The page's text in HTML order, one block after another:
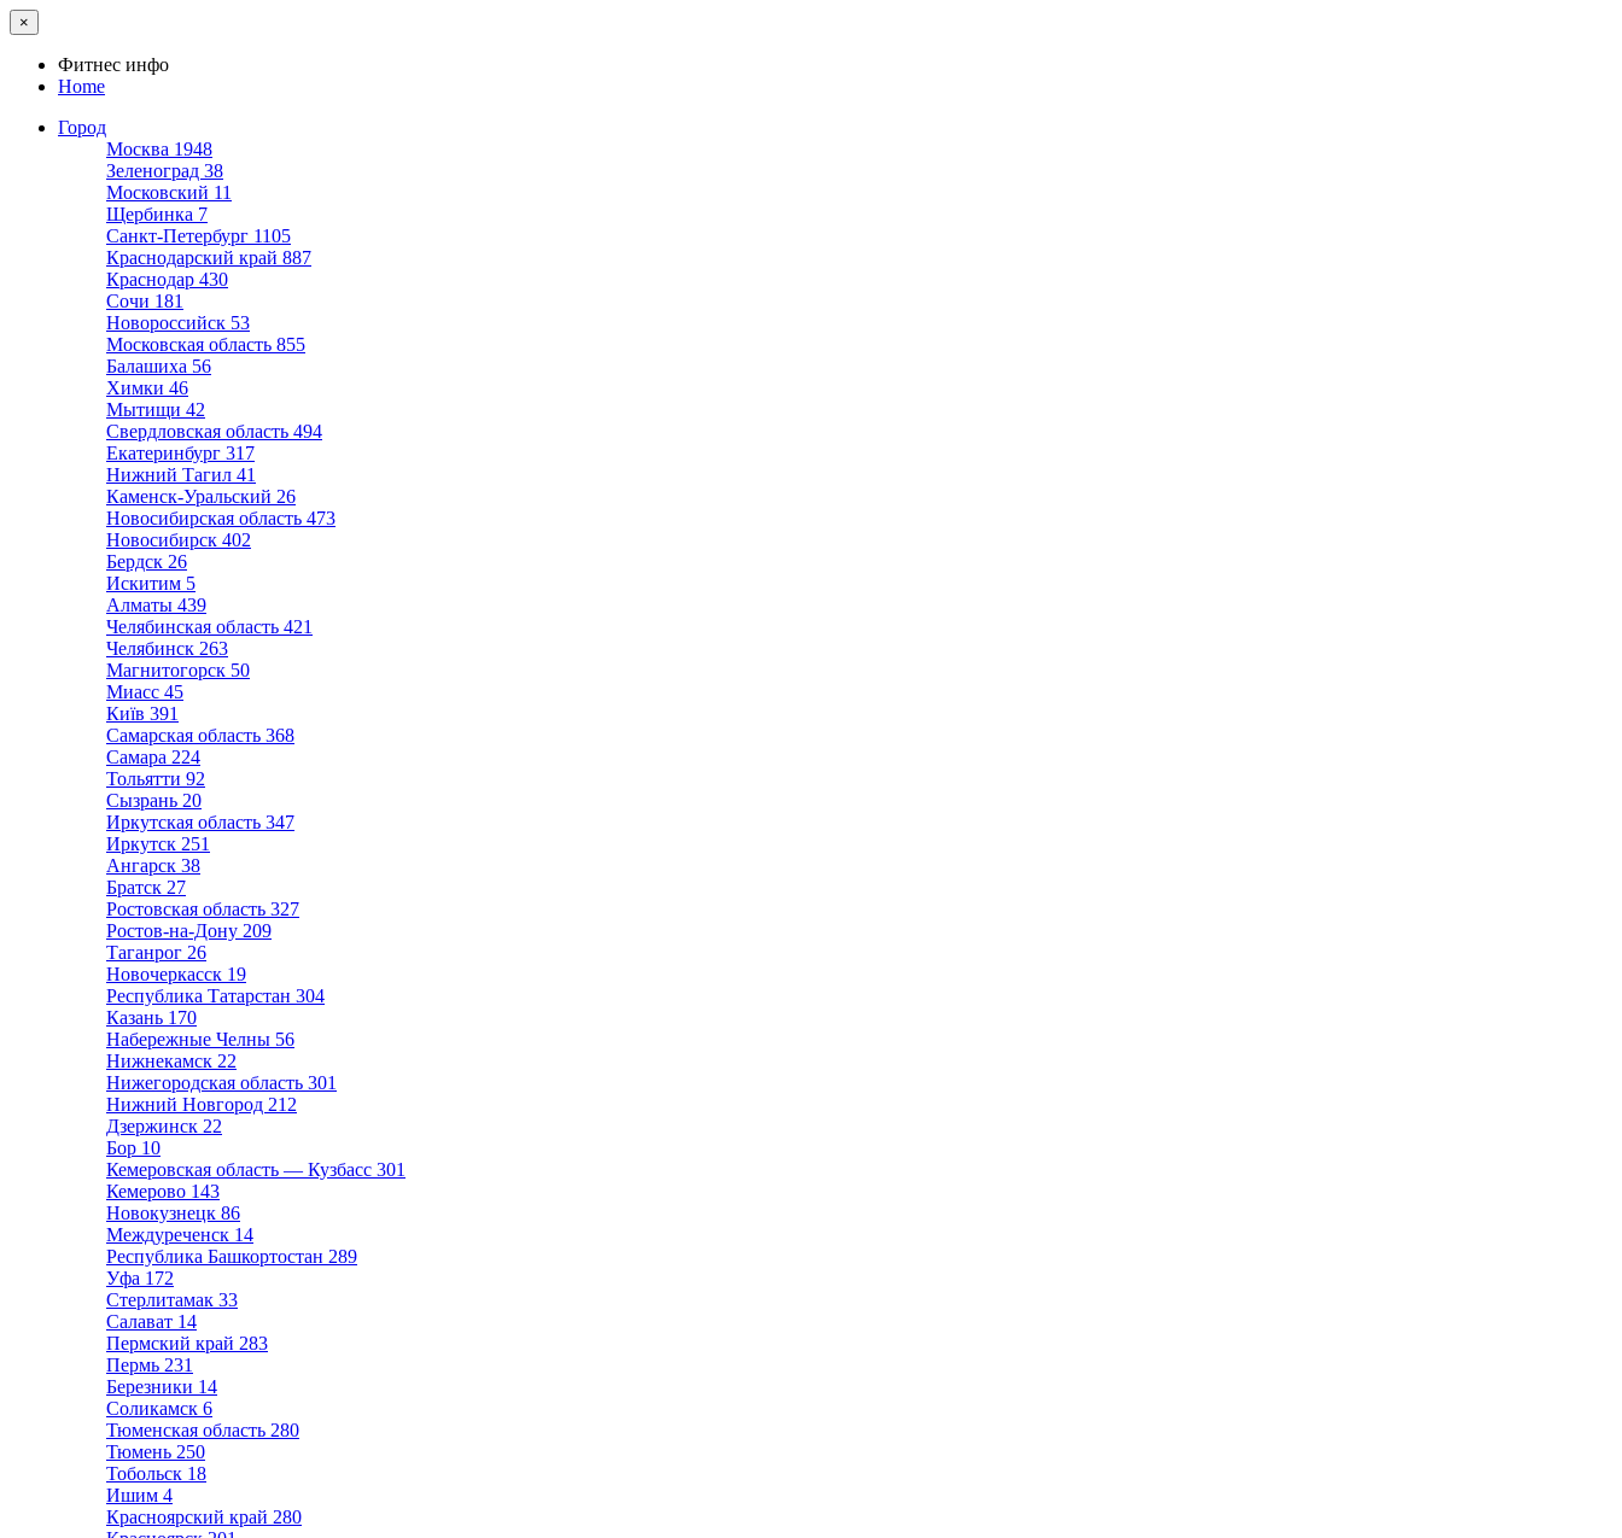
×
Фитнес инфо
Home
Город
Москва 1948
Зеленоград 38
Московский 11
Щербинка 7
Санкт-Петербург 1105
Краснодарский край 887
Краснодар 430
Сочи 181
Новороссийск 53
Московская область 855
Балашиха 56
Химки 46
Мытищи 42
Свердловская область 494
Екатеринбург 317
Нижний Тагил 41
Каменск-Уральский 26
Новосибирская область 473
Новосибирск 402
Бердск 26
Искитим 5
Алматы 439
Челябинская область 421
Челябинск 263
Магнитогорск 50
Миасс 45
Київ 391
Самарская область 368
Самара 224
Тольятти 92
Сызрань 20
Иркутская область 347
Иркутск 251
Ангарск 38
Братск 27
Ростовская область 327
Ростов-на-Дону 209
Таганрог 26
Новочеркасск 19
Республика Татарстан 304
Казань 170
Набережные Челны 56
Нижнекамск 22
Нижегородская область 301
Нижний Новгород 212
Дзержинск 22
Бор 10
Кемеровская область — Кузбасс 301
Кемерово 143
Новокузнецк 86
Междуреченск 14
Республика Башкортостан 289
Уфа 172
Стерлитамак 33
Салават 14
Пермский край 283
Пермь 231
Березники 14
Соликамск 6
Тюменская область 280
Тюмень 250
Тобольск 18
Ишим 4
Красноярский край 280